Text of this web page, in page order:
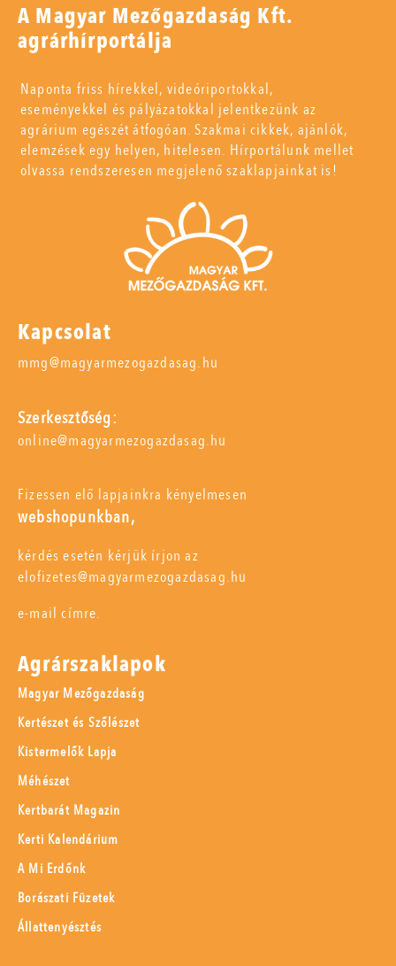
A Magyar Mezőgazdaság Kft.
agrárhírportálja
Naponta friss hírekkel, videóriportokkal,
eseményekkel és pályázatokkal jelentkezünk az
agrárium egészét átfogóan. Szakmai cikkek, ajánlók,
elemzések egy helyen, hitelesen. Hírportálunk mellet
olvassa rendszeresen megjelenő szaklapjainkat is!
Kapcsolat
mmg@magyarmezogazdasag.hu
Szerkesztőség:
online@magyarmezogazdasag.hu
Fizessen elő lapjainkra kényelmesen
webshopunkban,
kérdés esetén kérjük írjon az
elofizetes@magyarmezogazdasag.hu
e-mail címre.
Agrárszaklapok
Magyar Mezőgazdaság
Kertészet és Szőlészet
Kistermelők Lapja
Méhészet
Kertbarát Magazin
Kerti Kalendárium
A Mi Erdőnk
Borászati Füzetek
Állattenyésztés